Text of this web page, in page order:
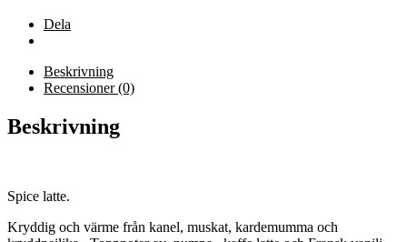
Dela
Beskrivning
Recensioner (0)
Beskrivning
Spice latte.
Kryddig och värme från kanel, muskat, kardemumma och